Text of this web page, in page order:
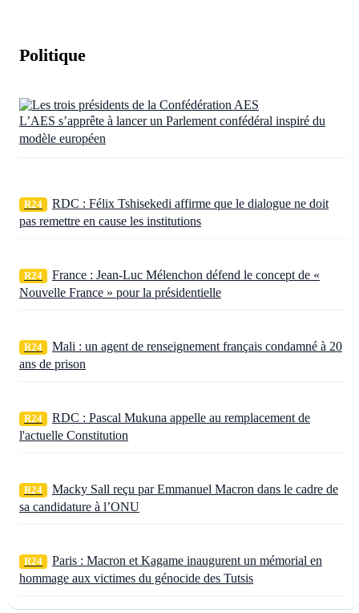
Politique
L’AES s’apprête à lancer un Parlement confédéral inspiré du
modèle européen
R24
RDC : Félix Tshisekedi affirme que le dialogue ne doit
pas remettre en cause les institutions
R24
France : Jean-Luc Mélenchon défend le concept de «
Nouvelle France » pour la présidentielle
R24
Mali : un agent de renseignement français condamné à 20
ans de prison
R24
RDC : Pascal Mukuna appelle au remplacement de
l'actuelle Constitution
R24
Macky Sall reçu par Emmanuel Macron dans le cadre de
sa candidature à l’ONU
R24
Paris : Macron et Kagame inaugurent un mémorial en
hommage aux victimes du génocide des Tutsis